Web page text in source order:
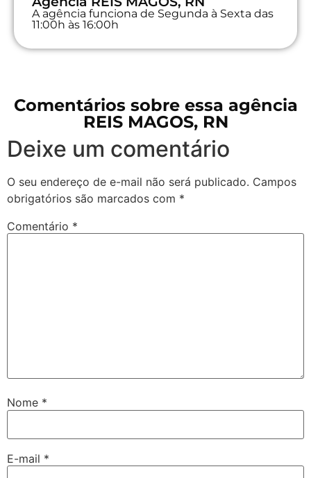
A agência funciona de Segunda à Sexta das
11:00h às 16:00h
Comentários sobre essa agência
REIS MAGOS, RN
Deixe um comentário
O seu endereço de e-mail não será publicado. Campos
obrigatórios são marcados com *
Comentário *
Nome *
E-mail *